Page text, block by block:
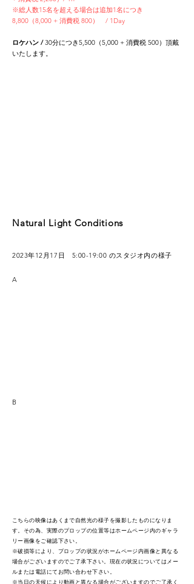
※総人数15名を超える場合は追加1名につき
8,800（8,000 + 消費税 800） / 1Day
ロケハン /30分につき5,500（5,000 + 消費税 500）頂戴
いたします。
Natural Light Conditions
2023年12月17日 5:00-19:00 のスタジオ内の様子
A
B
こちらの映像はあくまで自然光の様子を撮影したものになりま
す。その為、実際のプロップの位置等はホームページ内のギャラ
リー画像をご確認下さい。
※破損等により、プロップの状況がホームページ内画像と異なる
場合がございますのでご了承下さい。現在の状況についてはメー
ルまたは電話にてお問い合わせ下さい。
※当日の天候により動画と異なる場合がございますのでご了承く